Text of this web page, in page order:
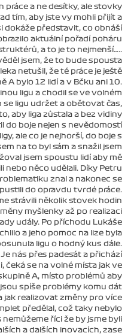
práce a ne desítky, ale stovky
tím, aby jste vy mohli přijít a
dokáže představit, co obnáší
aktuální pořadí poháru
a to je to nejmenší…..
jsem, že to bude spousta
netušil, že té práce je ještě
A bylo 12 lidí a v Bčku ani 10.
ligu a chodil se ve volném
se ligu udržet a obětovat čas,
aby liga zůstala a bez vidiny
do boje nejen s nevědomostí
ale co je nejhorší, do boje s
na to byl sám a snažil jsem
jsem spoustu lidí aby mě
nebo něco udělali. Díky Petru
znal a nakonec se
do opravdu tvrdé práce.
strávili několik stovek hodin
myšlenky až po realizaci
udály. Po příchodu Lukáše
a jeho pomoc na lize byla
ligu o hodný kus dále.
nás přes padesát a přichází
čeká se na volné místa jak ve
A, místo problémů aby
spíše problémy komu dát
jak realizovat změny pro více
předělal, což taky nebylo
nemůžeme říci že by jsme byli
a dalších inovacích, zase